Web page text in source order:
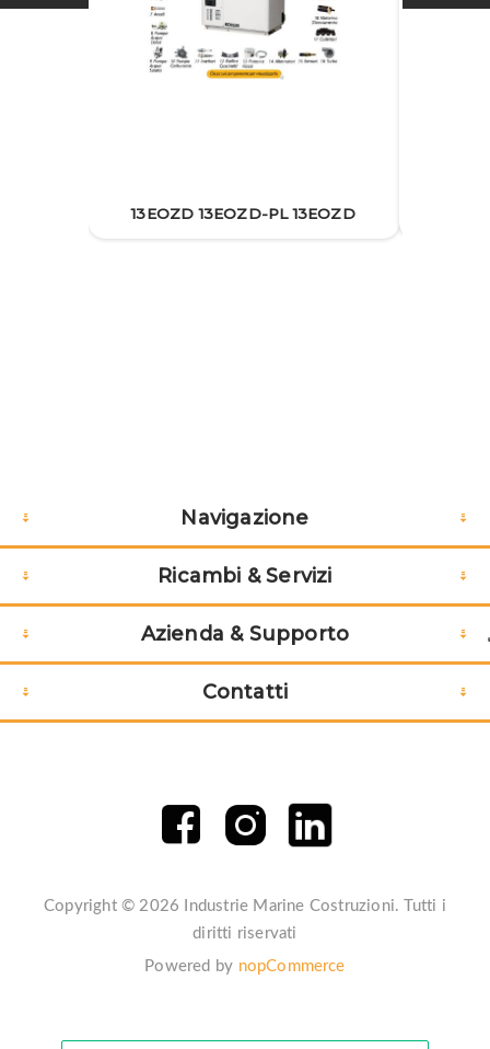
13EOZD 13EOZD-PL 13EOZD
Navigazione
Ricambi & Servizi
Azienda & Supporto
Contatti
Copyright © 2026 Industrie Marine Costruzioni. Tutti i
diritti riservati
Powered by nopCommerce